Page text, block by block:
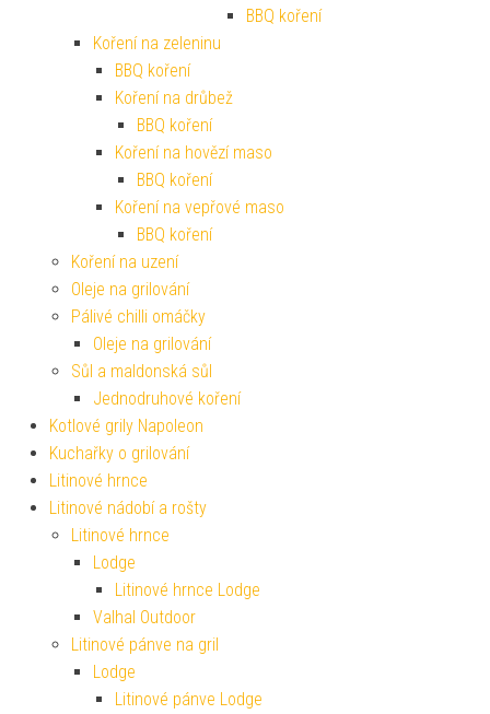
BBQ koření
Koření na zeleninu
BBQ koření
Koření na drůbež
BBQ koření
Koření na hovězí maso
BBQ koření
Koření na vepřové maso
BBQ koření
Koření na uzení
Oleje na grilování
Pálivé chilli omáčky
Oleje na grilování
Sůl a maldonská sůl
Jednodruhové koření
Kotlové grily Napoleon
Kuchařky o grilování
Litinové hrnce
Litinové nádobí a rošty
Litinové hrnce
Lodge
Litinové hrnce Lodge
Valhal Outdoor
Litinové pánve na gril
Lodge
Litinové pánve Lodge